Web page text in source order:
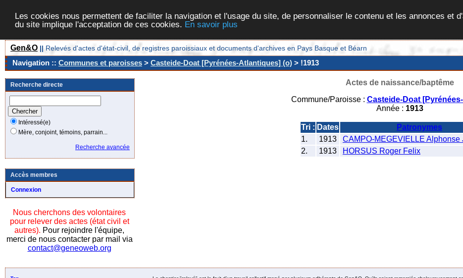
Les cookies nous permettent de faciliter la navigation et l'usage du site, de personnaliser le contenu et les annonces et
du site implique l'acceptation de ces cookies. En savoir plus
Gen&O || Relevés d'actes d'état-civil, de registres paroissiaux et documents d'archives en Pays Basque et Béarn
Navigation :: Communes et paroisses > Casteide-Doat [Pyrénées-Atlantiques] (o) > !1913
Recherche directe
Intéressé(e)
Mère, conjoint, témoins, parrain...
Recherche avancée
Accès membres
Connexion
Nous cherchons des volontaires
pour relever des actes (état civil et
autres). Pour rejoindre l'équipe,
merci de nous contacter par mail via
contact@geneoweb.org
Actes de naissance/baptême
Commune/Paroisse : Casteide-Doat
Année : 1913
Tri : Dates
Patronymes
1.
1913
CAMPO-MEGEVIELLE Alphonse
2.
1913 HORSUS Roger Felix